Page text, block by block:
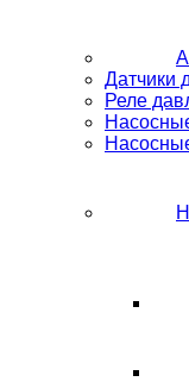
Датчики
Реле